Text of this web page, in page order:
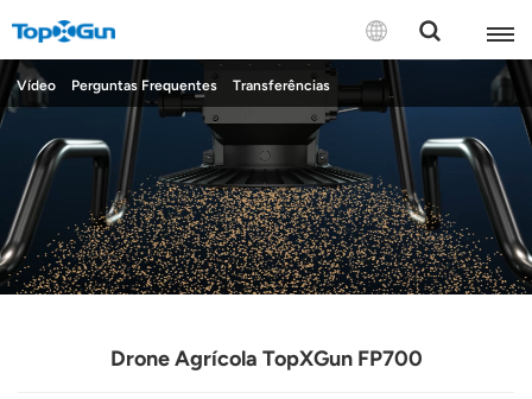
CONTATE-NOS
English
Español
Русский
Português(Brasil)
Vídeo Perguntas Frequentes Transferências
Drone Agrícola TopXGun FP700